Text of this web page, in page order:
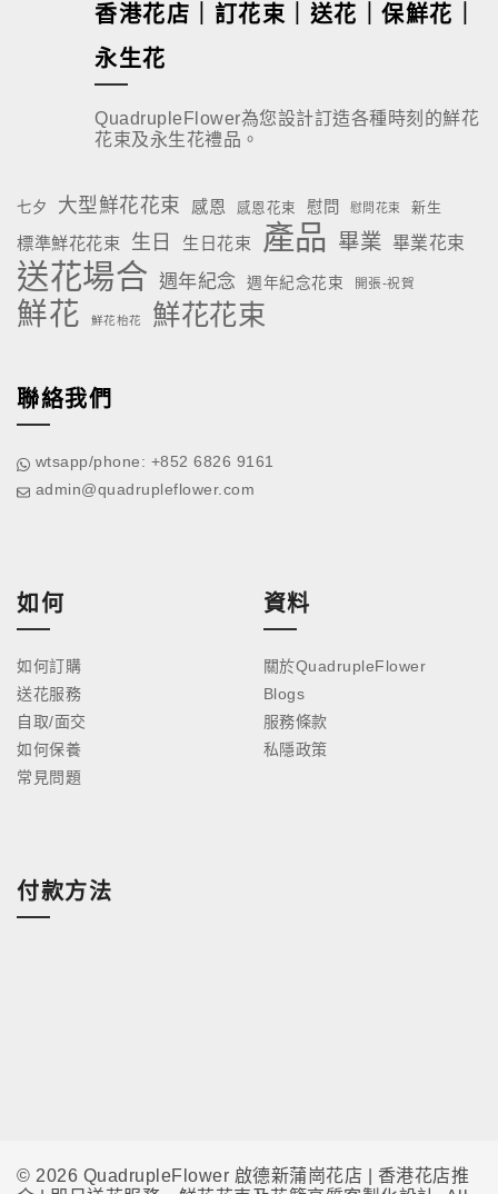
香港花店｜訂花束｜送花｜保鮮花｜
永生花
QuadrupleFlower為您設計訂造各種時刻的鮮花
花束及永生花禮品。
七夕 大型鮮花花束 感恩 感恩花束 慰問 慰問花束 新生
標準鮮花花束 生日 生日花束 產品 畢業 畢業花束
送花場合 週年紀念 週年紀念花束 開張-祝賀
鮮花 鮮花枱花 鮮花花束
聯絡我們
wtsapp/phone: +852 6826 9161
admin@quadrupleflower.com
如何
如何訂購
送花服務
自取/面交
如何保養
常見問題
資料
關於QuadrupleFlower
Blogs
服務條款
私隱政策
付款方法
© 2026 QuadrupleFlower 啟德新蒲崗花店 | 香港花店推